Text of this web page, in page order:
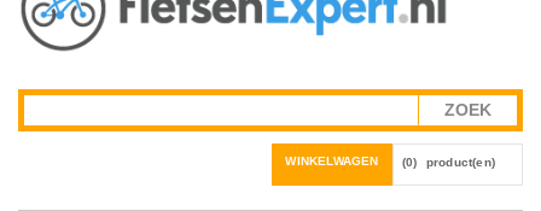
WINKELWAGEN (0) product(en)